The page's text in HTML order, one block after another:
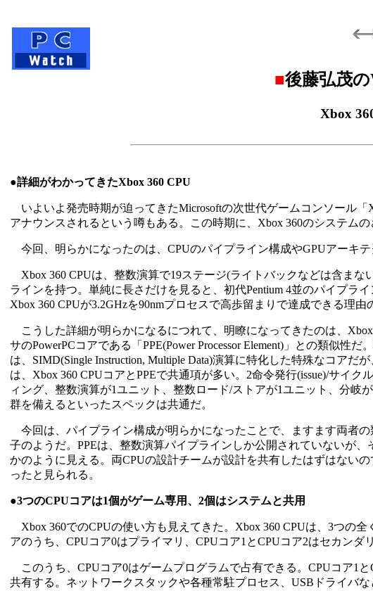
■後藤弘茂
Xbox
●詳細がわかってきたXbox 360 CPU
いよいよ発売時期が迫ってきたMicrosoftの次世代ゲームコンソール
アナウンスされるという噂もある。この時期に、Xbox 360のシステム
今回、明らかになったのは、CPUのパイプライン構成やGPUアーキテ
Xbox 360 CPUは、整数演算で19ステージ(ライトバックなどは含ま
ラインを持つ。単純に長さだけを見ると、初代Pentium 4並のパイプラ
Xbox 360 CPUが3.2GHzを90nmプロセスで高歩留まりで達成できる理
こうした詳細が明らかになるにつれて、明瞭になってきたのは、
サのPowerPCコアである「PPE(Power Processor Element)」との類似性だ
は、SIMD(Single Instruction, Multiple Data)演算に特化した特殊なコアだ
は、Xbox 360 CPUコアとPPEで共通項が多い。2命令発行(issue)/サイ
ィング、整数演算が1ユニット、整数ロード/ストアが1ユニット、分岐
群を備えるといったスペックは共通だ。
今回は、パイプライン構成が明らかになったことで、ますます両者
子のようだ。PPEは、整数演算パイプラインしか公開されていないが
かのように見える。両CPUの設計チームが設計を共有したはずはない
ったと見られる。
●3つのCPUコアは1個がゲーム専用、2個はシステムと共用
Xbox 360でのCPUの使い方も見えてきた。Xbox 360 CPUは、3つの全
アのうち、CPUコア0はプライマリ、CPUコア1とCPUコア2はセカンダ
このうち、CPUコア0はゲームプログラムで占有できる。CPUコア1
共有する。ネットワークスタックや各種常駐プロセス、USBドライバ